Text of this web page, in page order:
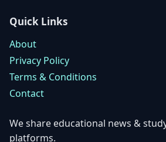
Quick Links
About
Privacy Policy
Terms & Conditions
Contact
We share educational news &
platforms.